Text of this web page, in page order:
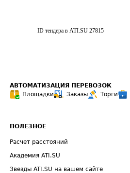
ID тендера в ATI.SU 27815
АВТОМАТИЗАЦИЯ ПЕРЕВОЗОК
Площадки
Заказы Торги
ПОЛЕЗНОЕ
Расчет расстояний
Академия ATI.SU
Звезды ATI.SU на вашем сайте